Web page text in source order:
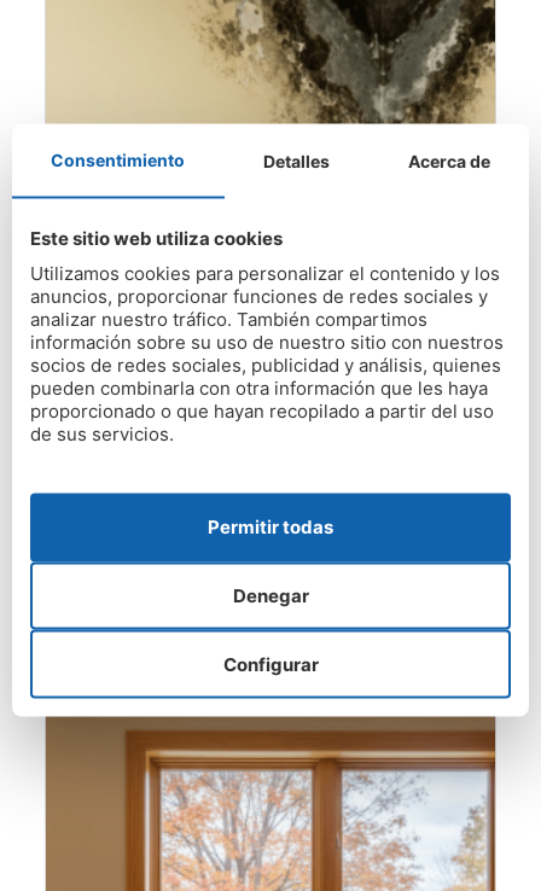
Guía de diagnóstico profesional
de humedades: pruebas,
instrumentos y lectura de
resultados
Un diagnóstico profesional de la humedad es
mancha o haya un olor persistente y desagradable.
En Humedad Zero sabemos la importancia de...
Leer más
Consentimiento Detalles Acerca de
Este sitio web utiliza cookies
Utilizamos cookies para personalizar el contenido y los
anuncios, proporcionar funciones de redes sociales y
analizar nuestro tráfico. También compartimos
información sobre su uso de nuestro sitio con nuestros
socios de redes sociales, publicidad y análisis, quienes
pueden combinarla con otra información que les haya
proporcionado o que hayan recopilado a partir del uso
de sus servicios.
Configurar
Denegar
Permitir todas